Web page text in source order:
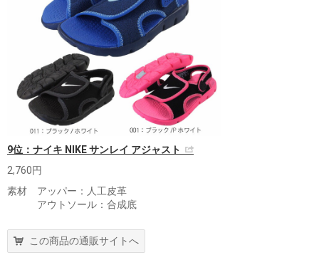
9位：ナイキ NIKE サンレイ アジャスト
2,760円
素材 アッパー：人工皮革
アウトソール：合成底
この商品の通販サイトへ